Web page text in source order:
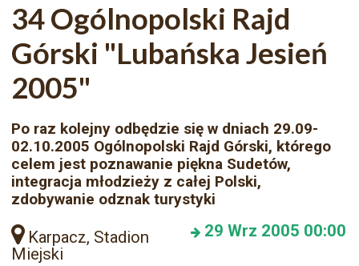
34 Ogólnopolski Rajd
Górski "Lubańska Jesień
2005"
Po raz kolejny odbędzie się w dniach 29.09-
02.10.2005 Ogólnopolski Rajd Górski, którego
celem jest poznawanie piękna Sudetów,
integracja młodzieży z całej Polski,
zdobywanie odznak turystyki
Karpacz, Stadion
Miejski
29 Wrz 2005 00:00